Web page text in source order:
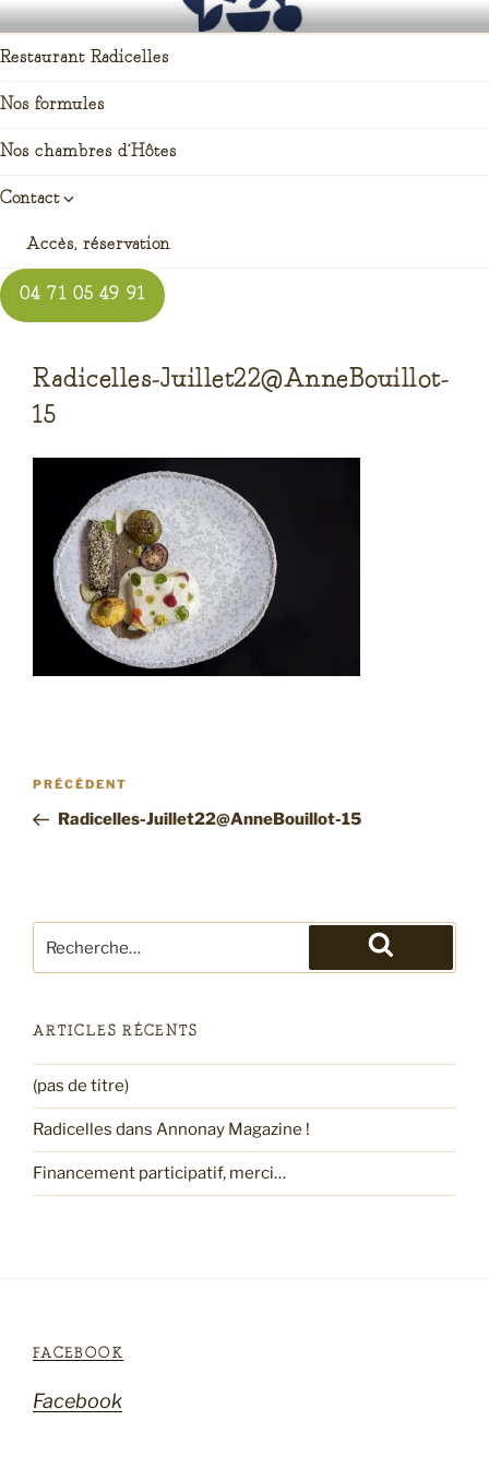
Aller
au
contenu
principal
RADICELLES RESTAURANT
auberge enracinée à Saint pierre du champ
Restaurant Radicelles
Nos formules
Nos chambres d’Hôtes
Contact
Accès, réservation
04 71 05 49 91
Radicelles-Juillet22@AnneBouillot-
15
l’article
Article
précédent
PRÉCÉDENT
Radicelles-Juillet22@AnneBouillot-15
pour
Recherche
ARTICLES RÉCENTS
(pas de titre)
Radicelles dans Annonay Magazine !
Financement participatif, merci…
FACEBOOK
Facebook